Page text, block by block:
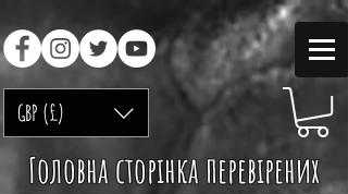
GBP (£)
Головна сторінка перевірених